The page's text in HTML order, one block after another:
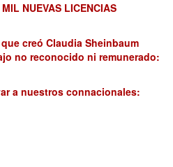
NUEVAS LICENCIAS
creó Claudia Sheinbaum
no reconocido ni remunerado:
a nuestros connacionales: